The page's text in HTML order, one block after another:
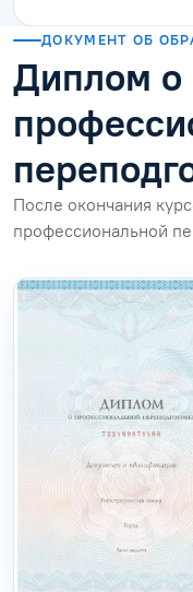
ДОКУМЕНТ ОБ
Диплом о
После окончания
профессиональной